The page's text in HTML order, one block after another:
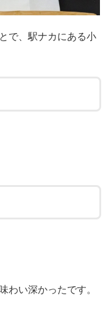
で、駅ナカにある小
わい深かったです。